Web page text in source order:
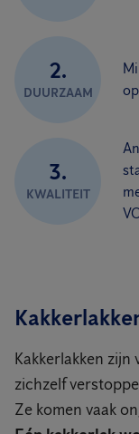
2.
DUURZAAM
3.
KWALITEIT
Kakkerlakken zijn
zichzelf
Ze komen vaak